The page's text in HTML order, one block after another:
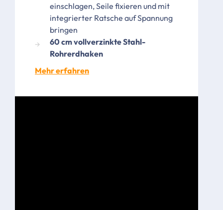
einschlagen, Seile fixieren und mit
integrierter Ratsche auf Spannung
bringen
60 cm vollverzinkte Stahl-
Rohrerdhaken
Mehr erfahren